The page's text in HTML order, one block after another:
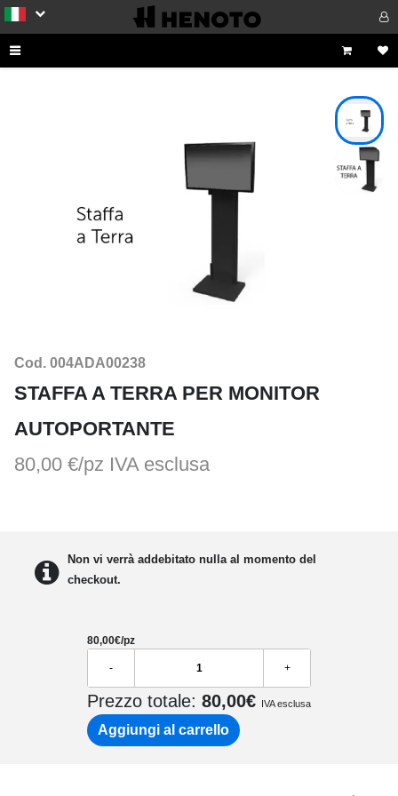
Cod. 004ADA00238
STAFFA A TERRA PER MONITOR
AUTOPORTANTE
80,00 €/pz IVA esclusa
Non vi verrà addebitato nulla al momento del
checkout.
80,00€/pz
- +
Prezzo totale: 80,00€ IVA esclusa
Aggiungi al carrello